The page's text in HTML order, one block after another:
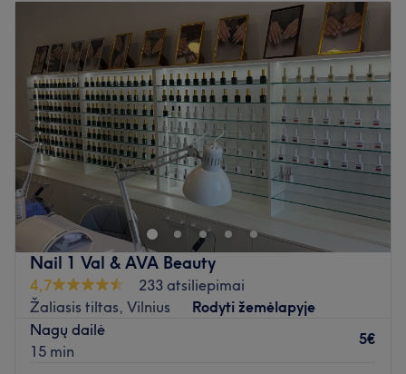
Naudojami prekių ženklai ir produktai:
salone naudojami
tik profesionalūs prekių ženklai ir produktai.
Papildomi akcentai:salonas yra lengvai pasiekiamas
viešuoju transportu.
Atidaryti salono profilį
08:00
21:00
Trečiadienis
08:00
21:00
Ketvirtadienis
08:00–21:00
Penktadienis
08:00–21:00
Šeštadienis
08:00 – 21:00
Sekmadienis
09:00– 21:00
Skirkite dėmesio savo nagams Grožio studijoje
“VERSALE”, kuri yra įsikūrusi Vilniuje. Klasikinis
manikiūras, rankų masažas ir ilgalaikis nagų lakavimas -
tai tik kelios šio puikaus nagų salono siūlomų paslaugų.
Artimiausias viešasis transportas:
Saloną yra lengva pasiekti autobusais: 3G, 4G, 30, 43,
52, 56, 63, 88, 89 bei troleibusais: 9, 19 (st. Europos
aikštė ).
Nail 1 Val & AVA Beauty
4,7
233 atsiliepimai
Žaliasis tiltas, Vilnius
Rodyti žemėlapyje
Nagų dailė
15 min
5€